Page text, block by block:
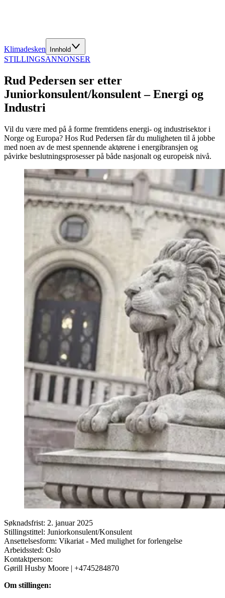
Klimadesken Innhold
STILLINGSANNONSER
Rud Pedersen ser etter
Juniorkonsulent/konsulent – Energi og
Industri
Vil du være med på å forme fremtidens energi- og industrisektor i
Norge og Europa? Hos Rud Pedersen får du muligheten til å jobbe
med noen av de mest spennende aktørene i energibransjen og
påvirke beslutningsprosesser på både nasjonalt og europeisk nivå.
Søknadsfrist: 2. januar 2025
Stillingstittel: Juniorkonsulent/Konsulent
Ansettelsesform: Vikariat - Med mulighet for forlengelse
Arbeidssted: Oslo
Kontaktperson:
Gørill Husby Moore | +4745284870
Om stillingen: